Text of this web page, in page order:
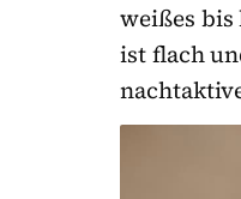
weißes
ist flach